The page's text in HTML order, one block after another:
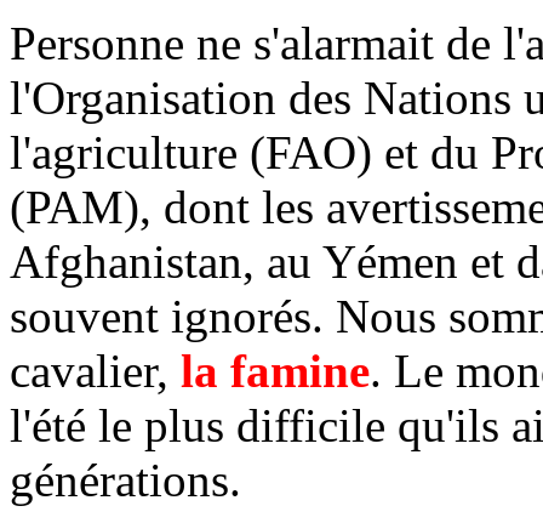
Personne ne s'alarmait de
l'Organisation des Nations
l'agriculture (FAO) et du
(PAM), dont les
Afghanistan, au Yémen et
souvent ignorés. Nous
cavalier, la famine. Le
l'été le plus difficile qu'ils
générations.